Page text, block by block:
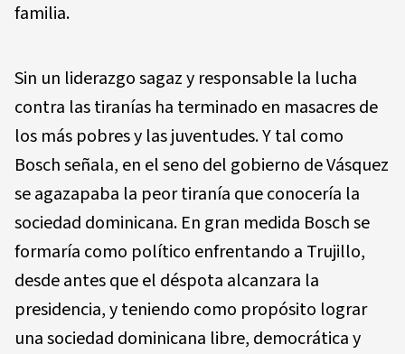
familia.
Sin un liderazgo sagaz y responsable la lucha
contra las tiranías ha terminado en masacres de
los más pobres y las juventudes. Y tal como
Bosch señala, en el seno del gobierno de Vásquez
se agazapaba la peor tiranía que conocería la
sociedad dominicana. En gran medida Bosch se
formaría como político enfrentando a Trujillo,
desde antes que el déspota alcanzara la
presidencia, y teniendo como propósito lograr
una sociedad dominicana libre, democrática y